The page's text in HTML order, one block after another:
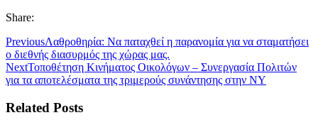
Share:
PreviousΛαθροθηρία: Να παταχθεί η παρανομία για να σταματήσει
ο διεθνής διασυρμός της χώρας μας.
NextΤοποθέτηση Κινήματος Οικολόγων – Συνεργασία Πολιτών
για τα αποτελέσματα της τριμερούς συνάντησης στην ΝΥ
Related Posts